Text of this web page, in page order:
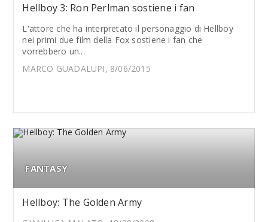
Hellboy 3: Ron Perlman sostiene i fan
L'attore che ha interpretato il personaggio di Hellboy
nei primi due film della Fox sostiene i fan che
vorrebbero un...
MARCO GUADALUPI, 8/06/2015
FANTASY
Hellboy: The Golden Army